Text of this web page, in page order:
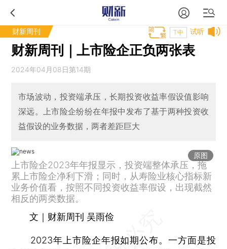
财新周刊 试听
T中
财新周刊｜上市险企正负两张表
2024年04月08日第14期
市场波动，投资端承压，长期投资收益率假设值影响
深远。上市险企纷纷在年报中发布了基于两种投资收
益假设的业务数据，两者差距巨大
原图
上市险企2023年年报显示，投资端整体承压，拖
累上市险企净利下滑；同时，从寿险业核心指标新
业务价值看，按照不同投资收益率假设，出现截然
相反的两类数据。
文｜财新周刊 吴雨俭
2023年上市险企年报如期公布。一方面是投